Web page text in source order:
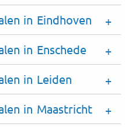
in Eindhoven
in Enschede
in Leiden
in Maastricht